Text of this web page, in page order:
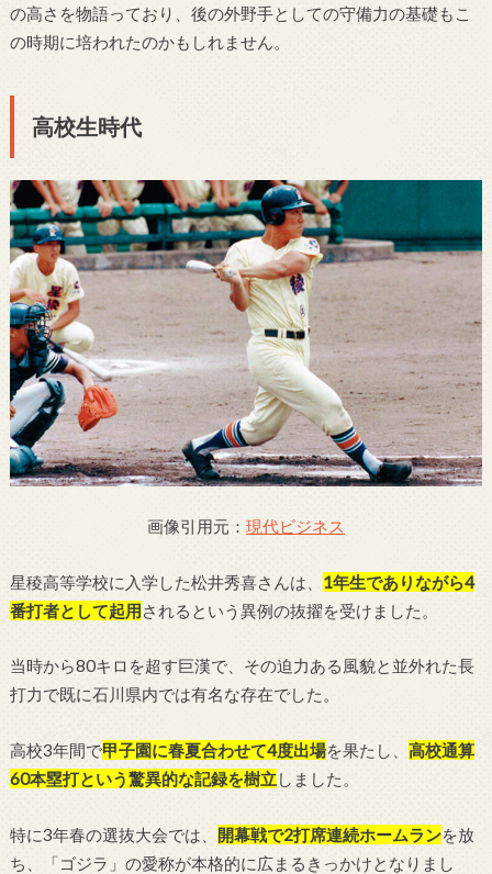
の高さを物語っており、後の外野手としての守備力の基礎もこ
の時期に培われたのかもしれません。
高校生時代
画像引用元： 現代ビジネス
星稜高等学校に入学した松井秀喜さんは、 1年生でありながら4
番打者として起用されるという異例の抜擢を受けました。
当時から80キロを超す巨漢で、その迫力ある風貌と並外れた長
打力で既に石川県内では有名な存在でした。
高校3年間で甲子園に春夏合わせて4度出場を果たし、 高校通算
60本塁打という驚異的な記録を樹立しました。
特に3年春の選抜大会では、 開幕戦で2打席連続ホームランを放
ち、「ゴジラ」の愛称が本格的に広まるきっかけとなりまし